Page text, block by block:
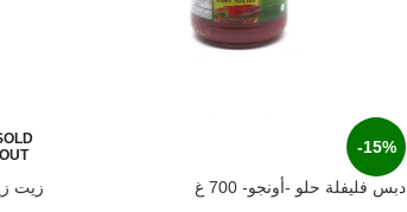
-15%
دبس فليفلة حلو -أونجو- 700 غ
OUT
زيت